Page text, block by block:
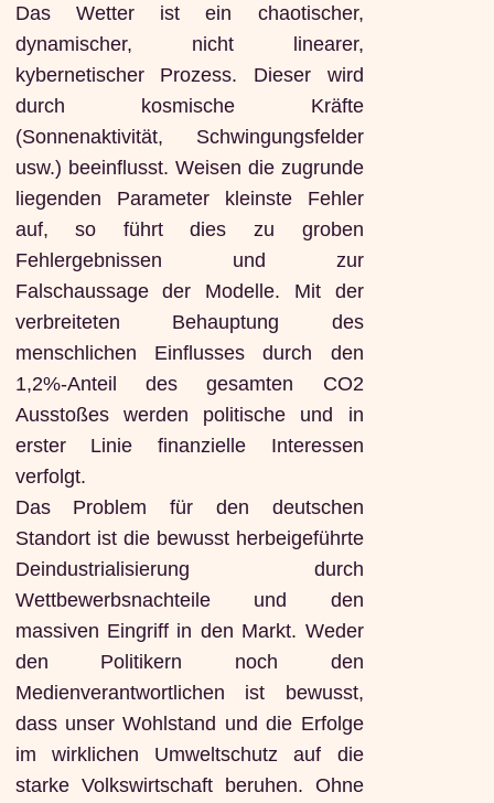
Das Wetter ist ein chaotischer,
dynamischer, nicht linearer,
kybernetischer Prozess. Dieser wird
durch kosmische Kräfte
(Sonnenaktivität, Schwingungsfelder
usw.) beeinflusst. Weisen die zugrunde
liegenden Parameter kleinste Fehler
auf, so führt dies zu groben
Fehlergebnissen und zur
Falschaussage der Modelle. Mit der
verbreiteten Behauptung des
menschlichen Einflusses durch den
1,2%-Anteil des gesamten CO2
Ausstoßes werden politische und in
erster Linie finanzielle Interessen
verfolgt.
Das Problem für den deutschen
Standort ist die bewusst herbeigeführte
Deindustrialisierung durch
Wettbewerbsnachteile und den
massiven Eingriff in den Markt. Weder
den Politikern noch den
Medienverantwortlichen ist bewusst,
dass unser Wohlstand und die Erfolge
im wirklichen Umweltschutz auf die
starke Volkswirtschaft beruhen. Ohne